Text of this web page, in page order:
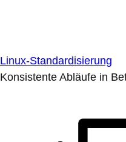
Linux-Standardisierung
Konsistente Abläufe in